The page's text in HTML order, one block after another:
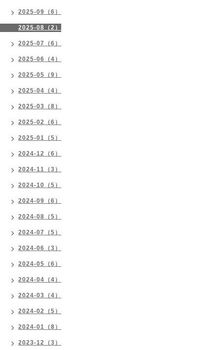
2025-09（6）
2025-08（2）
2025-07（6）
2025-06（4）
2025-05（9）
2025-04（4）
2025-03（8）
2025-02（6）
2025-01（5）
2024-12（6）
2024-11（3）
2024-10（5）
2024-09（6）
2024-08（5）
2024-07（5）
2024-06（3）
2024-05（6）
2024-04（4）
2024-03（4）
2024-02（5）
2024-01（8）
2023-12（3）